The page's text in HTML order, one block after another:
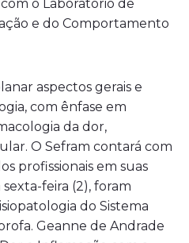
o Laboratório de
e do Comportamento
aspectos gerais e
com ênfase em
da dor,
O Sefram contará com
profissionais em suas
feira (2), foram
do Sistema
Geanne de Andrade